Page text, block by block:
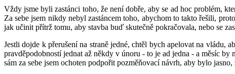
Vždy jsme byli zastánci toho, že není dobře, aby se ad hoc problém,
Za sebe jsem nikdy nebyl zastáncem toho, abychom to takto řešili,
jak učinit přítrž tomu, aby stavba buď skutečně pokračovala, nebo se
Jestli dojde k přerušení na straně jedné, chtěl bych apelovat na vládu,
pravděpodobností jednat až někdy v únoru - to je ad jedna - a měsíc
sám za sebe jsem ochoten podpořit pozměňovací návrh, aby bylo